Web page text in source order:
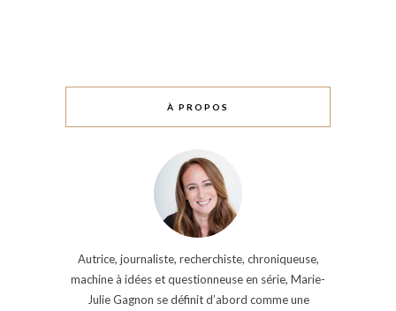
À PROPOS
Autrice, journaliste, recherchiste, chroniqueuse,
machine à idées et questionneuse en série, Marie-
Julie Gagnon se définit d’abord comme une